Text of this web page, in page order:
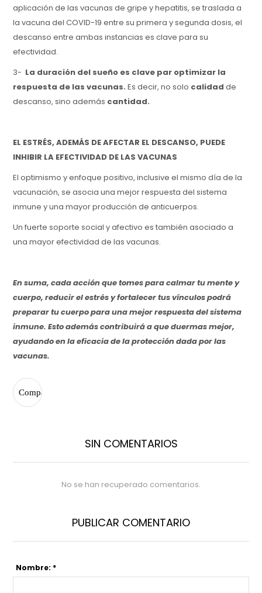
aplicación de las vacunas de gripe y hepatitis, se traslada a
la vacuna del COVID-19 entre su primera y segunda dosis, el
descanso entre ambas instancias es clave para su
efectividad.
3- La duración del sueño es clave par optimizar la
respuesta de las vacunas. Es decir, no solo calidad de
descanso, sino además cantidad.
EL ESTRÉS, ADEMÁS DE AFECTAR EL DESCANSO, PUEDE
INHIBIR LA EFECTIVIDAD DE LAS VACUNAS
El optimismo y enfoque positivo, inclusive el mismo día de la
vacunación, se asocia una mejor respuesta del sistema
inmune y una mayor producción de anticuerpos.
Un fuerte soporte social y afectivo es también asociado a
una mayor efectividad de las vacunas.
En suma, cada acción que tomes para calmar tu mente y
cuerpo, reducir el estrés y fortalecer tus vínculos podrá
preparar tu cuerpo para una mejor respuesta del sistema
inmune. Esto además contribuirá a que duermas mejor,
ayudando en la eficacia de la protección dada por las
vacunas.
SIN COMENTARIOS
No se han recuperado comentarios.
PUBLICAR COMENTARIO
Nombre: *